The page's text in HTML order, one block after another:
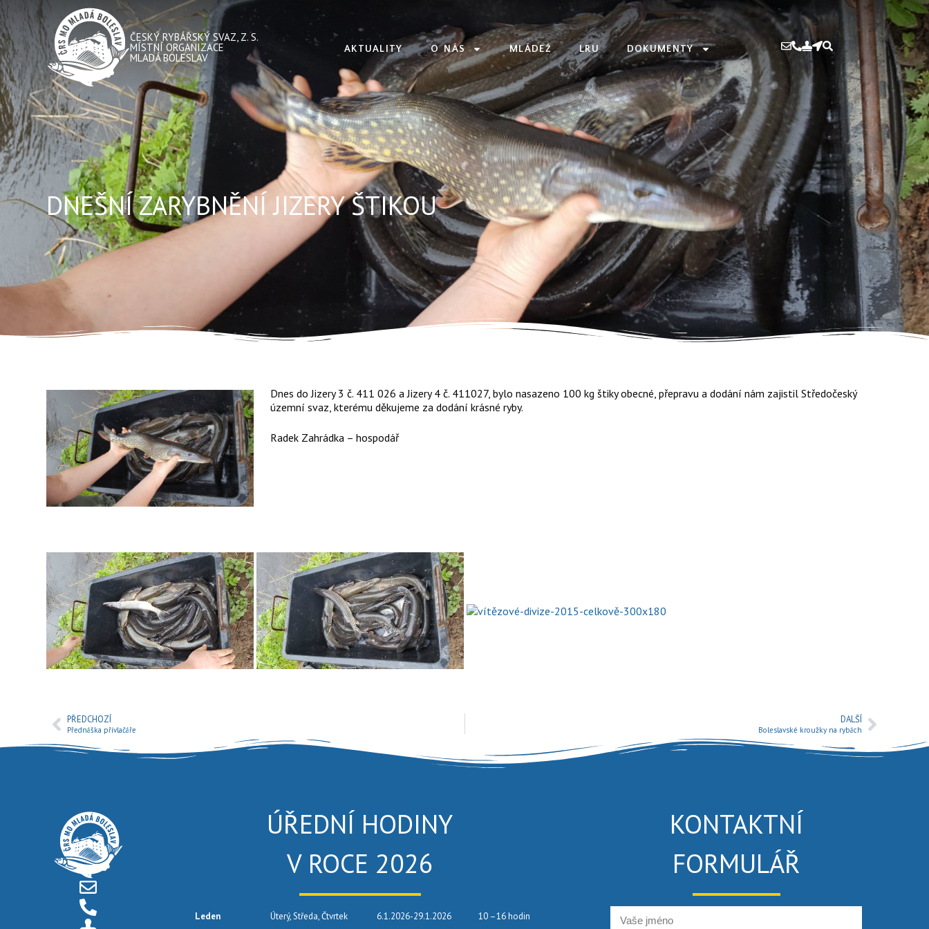
ČESKÝ RYBÁŘSKÝ SVAZ, Z. S.
MÍSTNÍ ORGANIZACE
MLADÁ BOLESLAV
AKTUALITY O NÁS MLÁDEŽ LRU DOKUMENTY
DNEŠNÍ ZARYBNĚNÍ JIZERY ŠTIKOU
Dnes do Jizery 3 č. 411 026 a Jizery 4 č. 411027, bylo nasazeno 100 kg štiky obecné, přepravu a dodání nám zajistil Středočeský
územní svaz, kterému děkujeme za dodání krásné ryby.
Radek Zahrádka – hospodář
PŘEDCHOZÍ
Přednáška přívlačáře
DALŠÍ
Boleslavské kroužky na rybách
ÚŘEDNÍ HODINY
V ROCE 2026
Leden Úterý, Středa, Čtvrtek 6.1.2026-29.1.2026 10 –16 hodin
KONTAKTNÍ
FORMULÁŘ